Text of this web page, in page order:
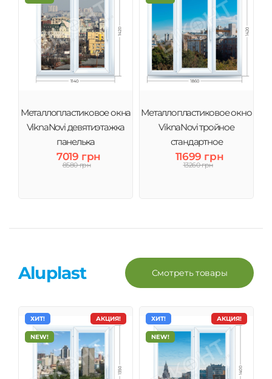
Металлопластиковое окна
ViknaNovi девятиэтажка
панелька
7019 грн
8580 грн
Металлопластиковое окно
ViknaNovi тройное
стандартное
11699 грн
13260 грн
Aluplast Смотреть товары
АКЦИЯ!
ХИТ!
NEW!
АКЦИЯ!
ХИТ!
NEW!